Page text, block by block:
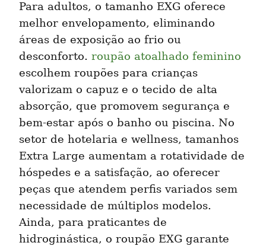
Para adultos, o tamanho EXG oferece
melhor envelopamento, eliminando
áreas de exposição ao frio ou
desconforto. roupão atoalhado feminino
escolhem roupões para crianças
valorizam o capuz e o tecido de alta
absorção, que promovem segurança e
bem-estar após o banho ou piscina. No
setor de hotelaria e wellness, tamanhos
Extra Large aumentam a rotatividade de
hóspedes e a satisfação, ao oferecer
peças que atendem perfis variados sem
necessidade de múltiplos modelos.
Ainda, para praticantes de
hidroginástica, o roupão EXG garante